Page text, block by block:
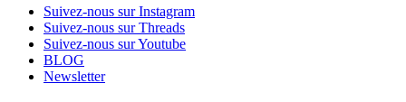
Suivez-nous sur Instagram
Suivez-nous sur Threads
Suivez-nous sur Youtube
BLOG
Newsletter